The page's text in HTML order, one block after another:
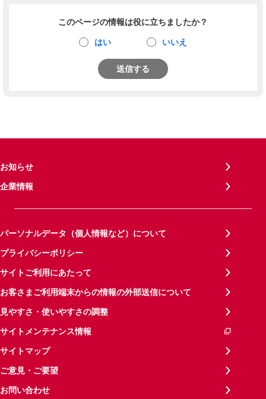
このページの情報は役に立ちましたか？
はい いいえ
送信する
お知らせ
企業情報
パーソナルデータ（個人情報など）について
プライバシーポリシー
サイトご利用にあたって
お客さまご利用端末からの情報の外部送信について
見やすさ・使いやすさの調整
サイトメンテナンス情報
サイトマップ
ご意見・ご要望
お問い合わせ